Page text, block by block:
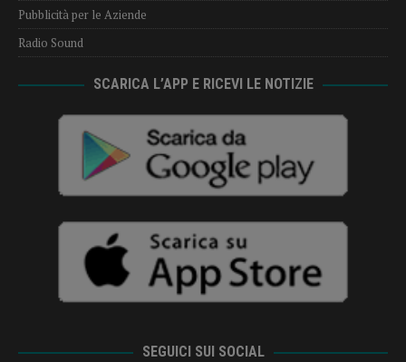
Pubblicità per le Aziende
Radio Sound
SCARICA L’APP E RICEVI LE NOTIZIE
SEGUICI SUI SOCIAL